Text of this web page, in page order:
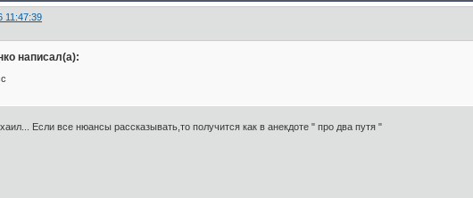
11:47:39
написал(а):
Если все нюансы рассказывать,то получится как в анекдоте " про два путя "